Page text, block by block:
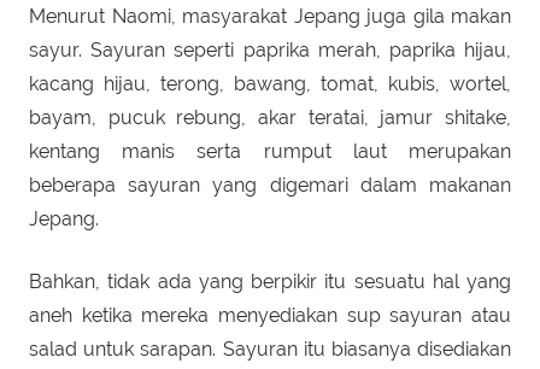
Menurut Naomi, masyarakat Jepang juga gila makan
sayur. Sayuran seperti paprika merah, paprika hijau,
kacang hijau, terong, bawang, tomat, kubis, wortel,
bayam, pucuk rebung, akar teratai, jamur shitake,
kentang manis serta rumput laut merupakan
beberapa sayuran yang digemari dalam makanan
Jepang.
Bahkan, tidak ada yang berpikir itu sesuatu hal yang
aneh ketika mereka menyediakan sup sayuran atau
salad untuk sarapan. Sayuran itu biasanya disediakan